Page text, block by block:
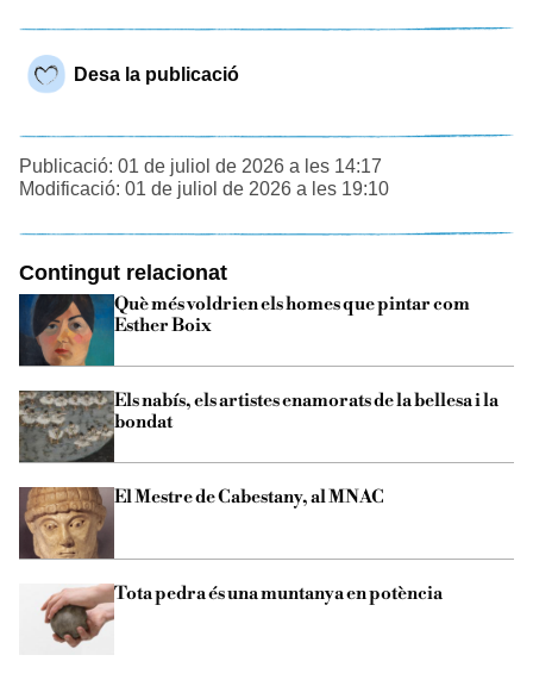
Desa la publicació
Publicació: 01 de juliol de 2026 a les 14:17
Modificació: 01 de juliol de 2026 a les 19:10
Contingut relacionat
Què més voldrien els homes que pintar com
Esther Boix
Els nabís, els artistes enamorats de la bellesa i la
bondat
El Mestre de Cabestany, al MNAC
Tota pedra és una muntanya en potència